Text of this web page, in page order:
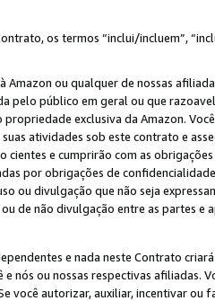
os termos “inclui/incluem”,
Amazon ou qualquer de nossas
pelo público em geral ou que
propriedade exclusiva da Amazon.
suas atividades sob este contrato e
cientes e cumprirão com as
por obrigações de
ou divulgação que não seja
de não divulgação entre as partes e
e nada neste Contrato
nós ou nossas respectivas afiliadas.
você autorizar, auxiliar, incentivar